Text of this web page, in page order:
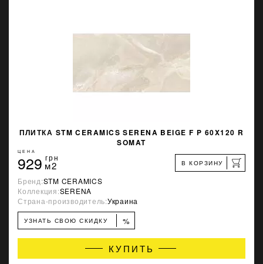
ПЛИТКА STM CERAMICS SERENA BEIGE F P 60X120 R
SOMAT
ЦЕНА
929 грн
м2 В КОРЗИНУ
Бренд:STM CERAMICS
Коллекция:SERENA
Страна-производитель:Украина
УЗНАТЬ СВОЮ СКИДКУ %
КУПИТЬ